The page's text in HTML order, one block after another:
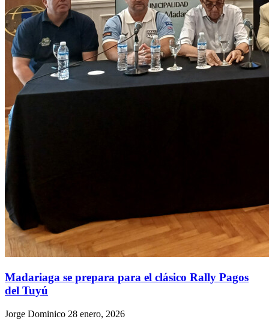
Madariaga se prepara para el clásico Rally Pagos
del Tuyú
Jorge Dominico 28 enero, 2026